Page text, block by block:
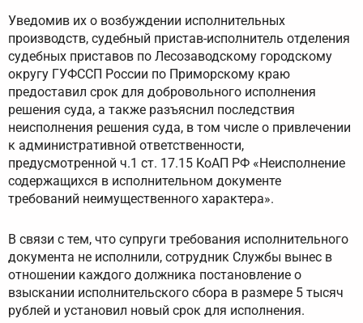
Уведомив их о возбуждении исполнительных
производств, судебный пристав-исполнитель отделения
судебных приставов по Лесозаводскому городскому
округу ГУФССП России по Приморскому краю
предоставил срок для добровольного исполнения
решения суда, а также разъяснил последствия
неисполнения решения суда, в том числе о привлечении
к административной ответственности,
предусмотренной ч.1 ст. 17.15 КоАП РФ «Неисполнение
содержащихся в исполнительном документе
требований неимущественного характера».
В связи с тем, что супруги требования исполнительного
документа не исполнили, сотрудник Службы вынес в
отношении каждого должника постановление о
взыскании исполнительского сбора в размере 5 тысяч
рублей и установил новый срок для исполнения.